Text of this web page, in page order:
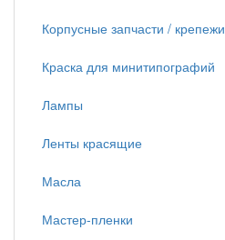
Корпусные запчасти / крепежи
Краска для минитипографий
Лампы
Ленты красящие
Масла
Мастер-пленки